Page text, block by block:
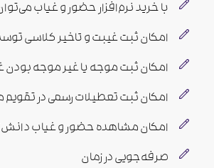
با خرید نرم‌افزار حضور و غیاب
امکان ثبت غیبت و تاخیر کلاسی
امکان ثبت موجه یا غیر موجه بودن
امکان ثبت تعطیلات رسمی در تقویم
امکان مشاهده حضور و غیاب
صرفه‌جویی در زمان